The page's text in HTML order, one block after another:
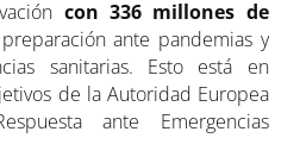
con 336 millones de
ante pandemias y
sanitarias. Esto está en
de la Autoridad Europea
ante Emergencias